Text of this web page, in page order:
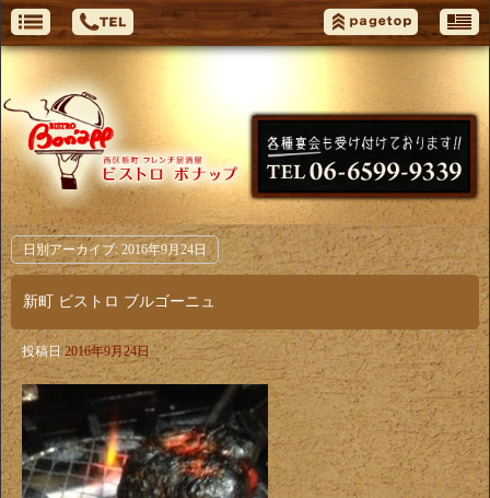
日別アーカイブ: 2016年9月24日
新町 ビストロ ブルゴーニュ
投稿日 2016年9月24日